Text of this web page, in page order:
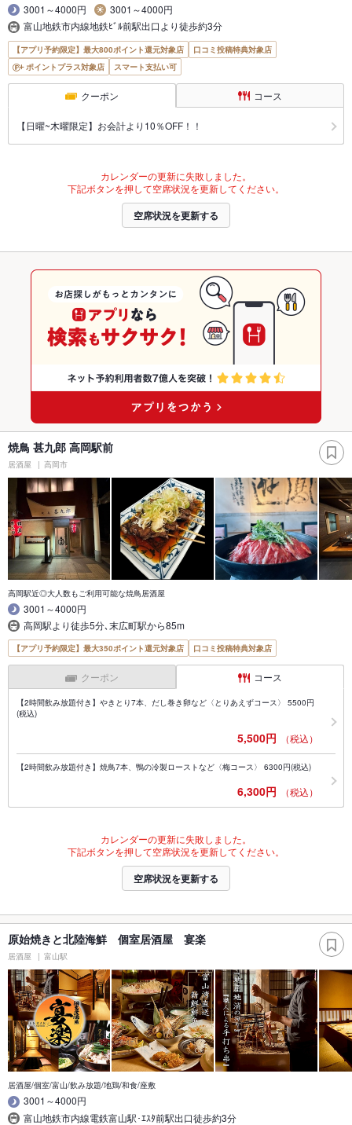
3001～4000円
3001～4000円
富山地鉄市内線地鉄ﾋﾞﾙ前駅出口より徒歩約3分
【アプリ予約限定】最大800ポイント還元対象店
口コミ投稿特典対象店
ポイントプラス対象店
スマート支払い可
クーポン コース
【日曜~木曜限定】お会計より10％OFF！！
カレンダーの更新に失敗しました。
下記ボタンを押して空席状況を更新してください。
空席状況を更新する
焼鳥 甚九郎 高岡駅前
居酒屋 高岡市
高岡駅近◎大人数もご利用可能な焼鳥居酒屋
3001～4000円
高岡駅より徒歩5分､末広町駅から85m
【アプリ予約限定】最大350ポイント還元対象店 口コミ投稿特典対象店
クーポン コース
【2時間飲み放題付き】やきとり7本、だし巻き卵など〈とりあえずコース〉 5500円
(税込)
5,500円 （税込）
【2時間飲み放題付き】焼鳥7本、鴨の冷製ローストなど〈梅コース〉 6300円(税込)
6,300円 （税込）
カレンダーの更新に失敗しました。
下記ボタンを押して空席状況を更新してください。
空席状況を更新する
原始焼きと北陸海鮮 個室居酒屋 宴楽
居酒屋 富山駅
居酒屋/個室/富山/飲み放題/地鶏/和食/座敷
3001～4000円
富山地鉄市内線電鉄富山駅･ｴｽﾀ前駅出口徒歩約3分